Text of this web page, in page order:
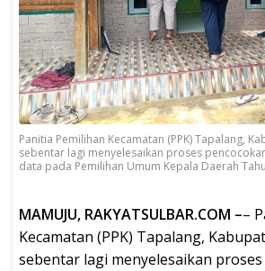
Panitia Pemilihan Kecamatan (PPK) Tapalang,
sebentar lagi menyelesaikan proses
data pada Pemilihan Umum Kepala Daerah
MAMUJU, RAKYATSULBAR.COM ––
Kecamatan (PPK) Tapalang,
sebentar lagi menyelesaikan